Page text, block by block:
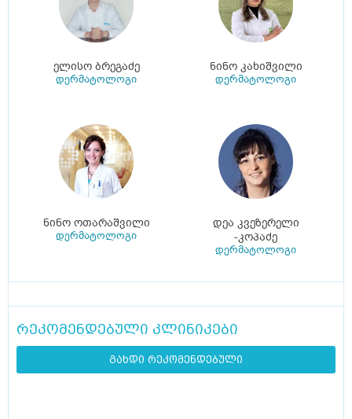
ელისო ბრეგაძე
დერმატოლოგი
ნინო კახიშვილი
დერმატოლოგი
ნინო ოთარაშვილი
დერმატოლოგი
დეა კვეზერელი
-კოპაძე
დერმატოლოგი
რეკომენდებული კლინიკები
გახდი რეკომენდებული